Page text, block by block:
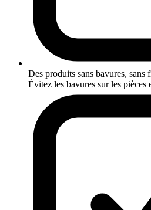
Des produits sans bavures,
Évitez les bavures sur les pièces